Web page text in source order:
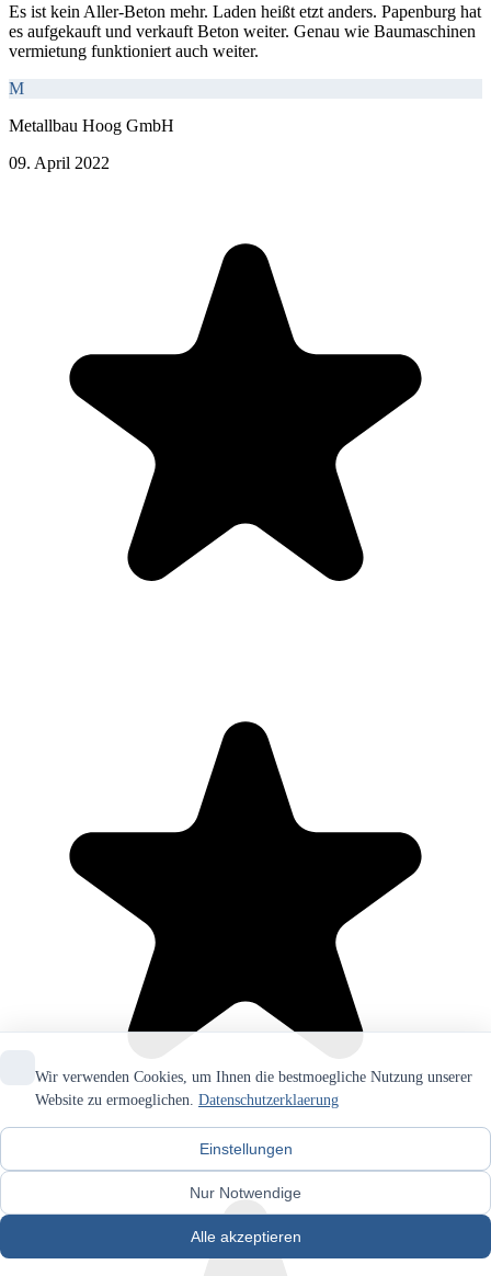
Es ist kein Aller-Beton mehr. Laden heißt etzt anders. Papenburg hat
es aufgekauft und verkauft Beton weiter. Genau wie Baumaschinen
vermietung funktioniert auch weiter.
M
Metallbau Hoog GmbH
09. April 2022
Wir verwenden Cookies, um Ihnen die bestmoegliche Nutzung unserer
Website zu ermoeglichen. Datenschutzerklaerung
Einstellungen
Nur Notwendige
Alle akzeptieren